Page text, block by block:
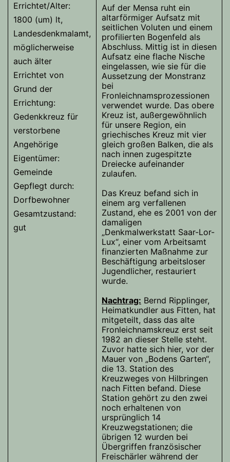
Errichtet/Alter:
1800 (um) lt,
Landesdenkmalamt,
möglicherweise
auch älter
Errichtet von
Grund der
Errichtung:
Gedenkkreuz für
verstorbene
Angehörige
Eigentümer:
Gemeinde
Gepflegt durch:
Dorfbewohner
Gesamtzustand:
gut
Auf der Mensa ruht ein
altarförmiger Aufsatz mit
seitlichen Voluten und einem
profilierten Bogenfeld als
Abschluss. Mittig ist in diesen
Aufsatz eine flache Nische
eingelassen, wie sie für die
Aussetzung der Monstranz
bei
Fronleichnamsprozessionen
verwendet wurde. Das obere
Kreuz ist, außergewöhnlich
für unsere Region, ein
griechisches Kreuz mit vier
gleich großen Balken, die als
nach innen zugespitzte
Dreiecke aufeinander
zulaufen.
Das Kreuz befand sich in
einem arg verfallenen
Zustand, ehe es 2001 von der
damaligen
„Denkmalwerkstatt Saar-Lor-
Lux“, einer vom Arbeitsamt
finanzierten Maßnahme zur
Beschäftigung arbeitsloser
Jugendlicher, restauriert
wurde.
Nachtrag: Bernd Ripplinger,
Heimatkundler aus Fitten, hat
mitgeteilt, dass das alte
Fronleichnamskreuz erst seit
1982 an dieser Stelle steht.
Zuvor hatte sich hier, vor der
Mauer von „Bodens Garten“,
die 13. Station des
Kreuzweges von Hilbringen
nach Fitten befand. Diese
Station gehört zu den zwei
noch erhaltenen von
ursprünglich 14
Kreuzwegstationen; die
übrigen 12 wurden bei
Übergriffen französischer
Freischärler während der